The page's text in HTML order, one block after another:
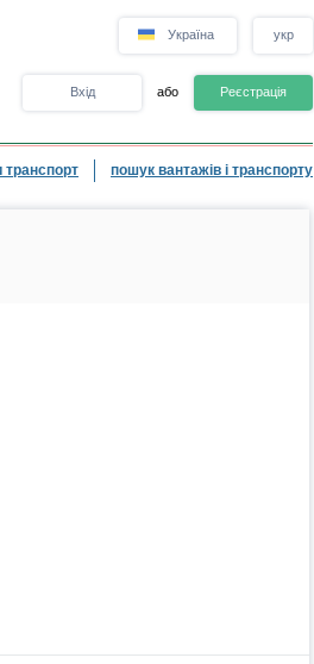
Україна укр
Вхід або Реєстрація
транспорт пошук вантажів і транспорту